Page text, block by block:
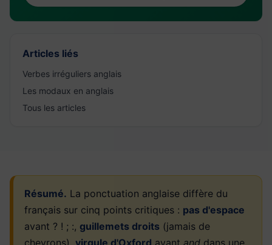
Articles liés
Verbes irréguliers anglais
Les modaux en anglais
Tous les articles
Résumé. La ponctuation anglaise diffère du
français sur cinq points critiques : pas d'espace
avant ? ! ; :, guillemets droits (jamais de
chevrons), virgule d'Oxford avant and dans une